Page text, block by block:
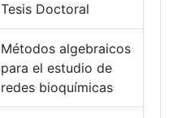
Tesis Doctoral
Métodos algebraicos
para el estudio de
redes bioquímicas